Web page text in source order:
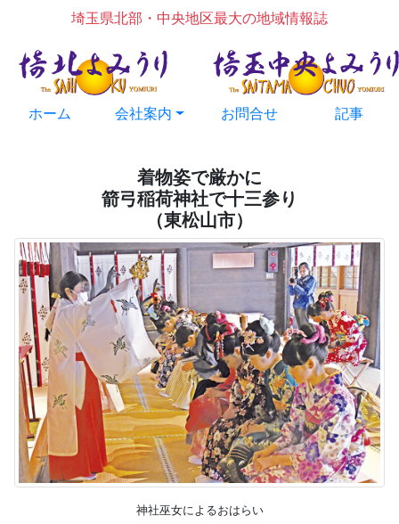
埼玉県北部・中央地区最大の地域情報誌
ホーム 会社案内 お問合せ 記事
着物姿で厳かに
箭弓稲荷神社で十三参り
（東松山市）
神社巫女によるおはらい